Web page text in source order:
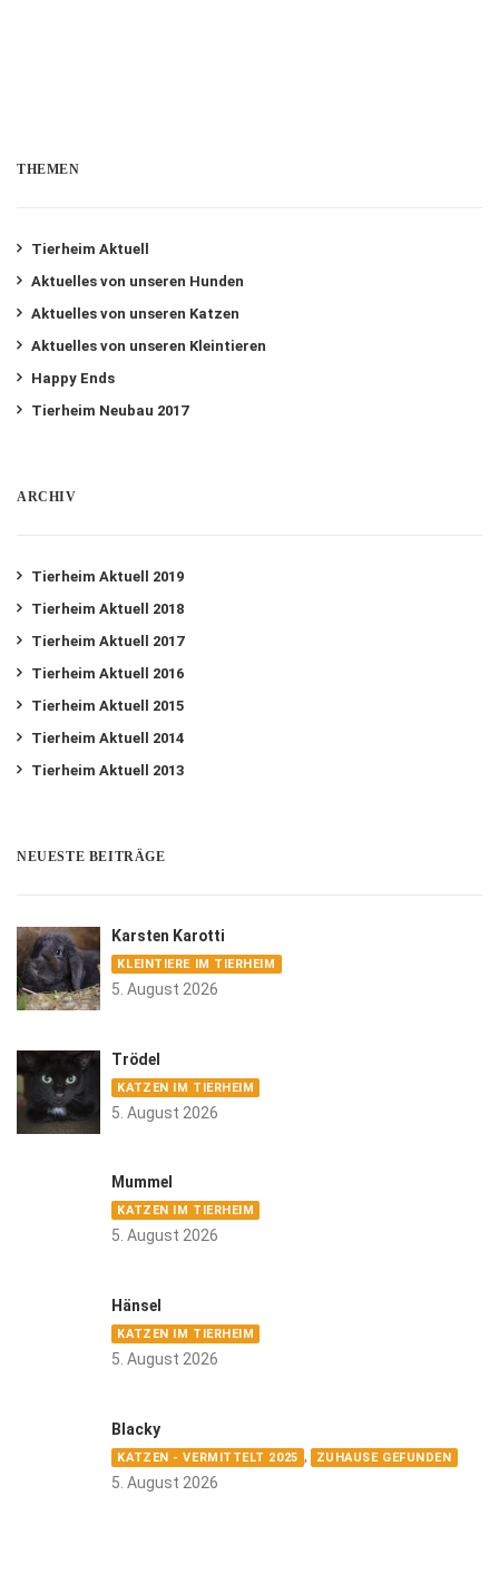
THEMEN
Tierheim Aktuell
Aktuelles von unseren Hunden
Aktuelles von unseren Katzen
Aktuelles von unseren Kleintieren
Happy Ends
Tierheim Neubau 2017
ARCHIV
Tierheim Aktuell 2019
Tierheim Aktuell 2018
Tierheim Aktuell 2017
Tierheim Aktuell 2016
Tierheim Aktuell 2015
Tierheim Aktuell 2014
Tierheim Aktuell 2013
NEUESTE BEITRÄGE
Karsten Karotti
KLEINTIERE IM TIERHEIM
5. August 2026
Trödel
KATZEN IM TIERHEIM
5. August 2026
Mummel
KATZEN IM TIERHEIM
5. August 2026
Hänsel
KATZEN IM TIERHEIM
5. August 2026
Blacky
KATZEN - VERMITTELT 2025 , ZUHAUSE GEFUNDEN
5. August 2026